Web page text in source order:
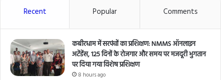
Recent Popular Comments
कबीरधाम में सरपंचों का प्रशिक्षण: NMMS ऑनलाइन
अटेंडेंस, 125 दिनों के रोजगार और समय पर मजदूरी भुगतान
पर दिया गया विशेष प्रशिक्षण
8 hours ago